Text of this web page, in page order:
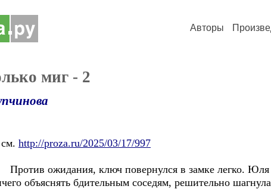
Авторы
миг - 2
http://proza.ru/2025/03/17/997
ожидания, ключ повернулся в замке легко. Юля
объяснять бдительным соседям, решительно